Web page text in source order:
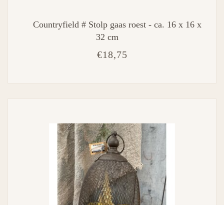
Countryfield # Stolp gaas roest - ca. 16 x 16 x
32 cm
€18,75